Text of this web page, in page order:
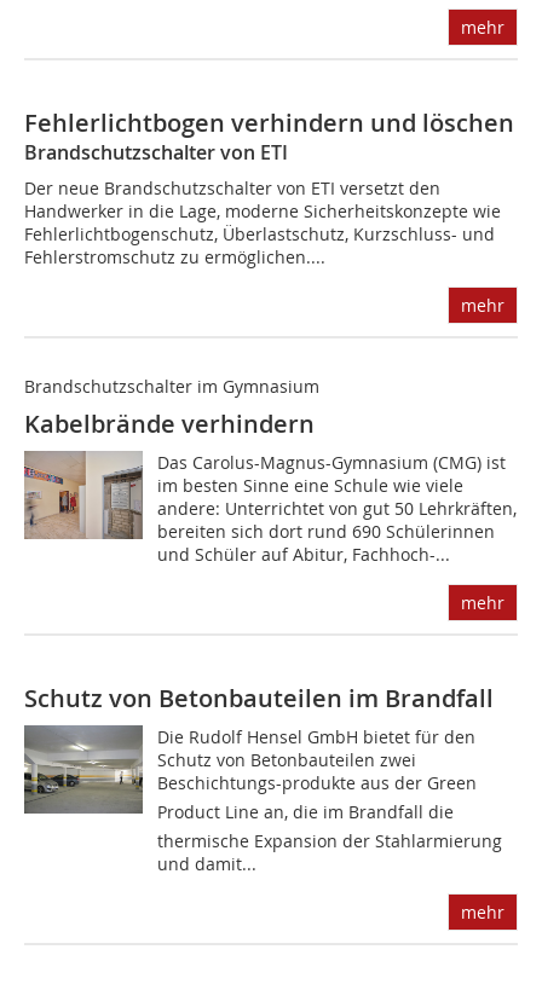
mehr
Fehlerlichtbogen verhindern und löschen
Brandschutzschalter von ETI
Der neue Brandschutzschalter von ETI versetzt den
Handwerker in die Lage, moderne Sicherheitskonzepte wie
Fehlerlichtbogenschutz, Überlastschutz, Kurzschluss- und
Fehlerstromschutz zu ermöglichen....
mehr
Brandschutzschalter im Gymnasium
Kabelbrände verhindern
Das Carolus-Magnus-Gymnasium (CMG) ist
im besten Sinne eine Schule wie viele
andere: Unterrichtet von gut 50 Lehrkräften,
bereiten sich dort rund 690 Schülerinnen
und Schüler auf Abitur, Fachhoch-...
mehr
Schutz von Betonbauteilen im Brandfall
Die Rudolf Hensel GmbH bietet für den
Schutz von Betonbauteilen zwei
Beschichtungs-produkte aus der Green
Product Line an, die im Brandfall die
thermische Expansion der Stahlarmierung
und damit...
mehr